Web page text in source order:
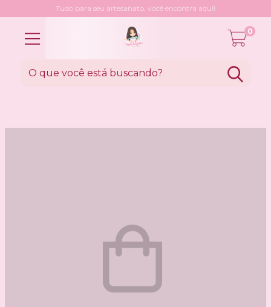
Tudo para seu artesanato, você encontra aqui!
0